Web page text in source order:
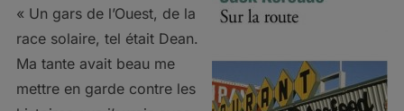
« Un gars de l’Ouest, de la
race solaire, tel était Dean.
Ma tante avait beau me
mettre en garde contre les